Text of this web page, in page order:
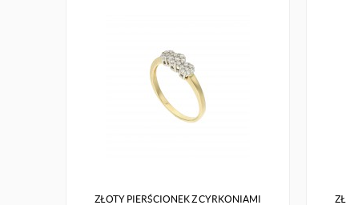
ZŁOTY PIERŚCIONEK Z CYRKONIAMI